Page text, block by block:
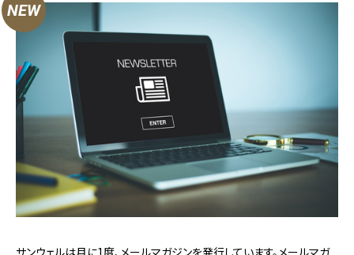
NEW
サンウェルは月に1度、メールマガジンを発行しています。メールマガ